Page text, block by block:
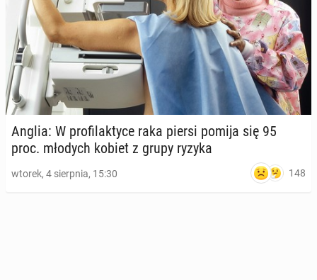
Anglia: W pro­fi­lak­ty­ce raka piersi pomija się 95
proc. młodych kobiet z grupy ryzyka
wtorek, 4 sierpnia, 15:30 148